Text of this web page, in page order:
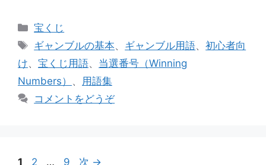
カ
テ
リ
ー
宝くじ
タ
グ
ギャンブルの基本、 ギャンブル用語、初心者向
け、 宝くじ用語、 当選番号（Winning
Numbers） 、 用語集
コメントをどうぞ
ペ
1
ペ
2 …
ペ
9 次 →